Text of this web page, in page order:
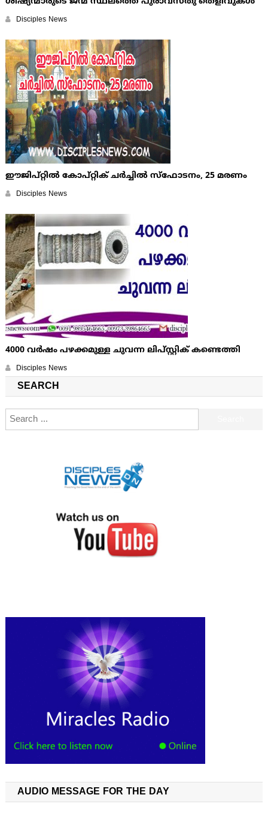
Disciples News
ഈജിപ്റ്റില്‍ കോപ്റ്റിക് ചര്‍ച്ചില്‍ സ്ഫോടനം, 25 മരണം
Disciples News
4000 വര്‍ഷം പഴക്കമുള്ള ചുവന്ന ലിപ്സ്റ്റിക് കണ്ടെത്തി
Disciples News
SEARCH
AUDIO MESSAGE FOR THE DAY